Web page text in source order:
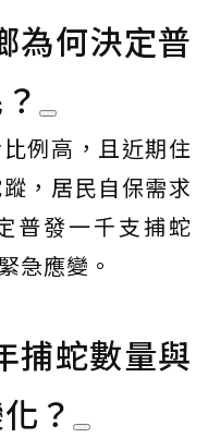
為何決定普
例高，且近期住
，居民自保需求
普發一千支捕蛇
急應變。
捕蛇數量與
？